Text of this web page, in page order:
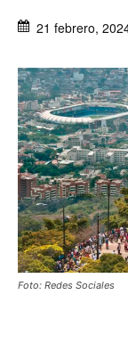
21 febrero,
Foto: Redes Sociales